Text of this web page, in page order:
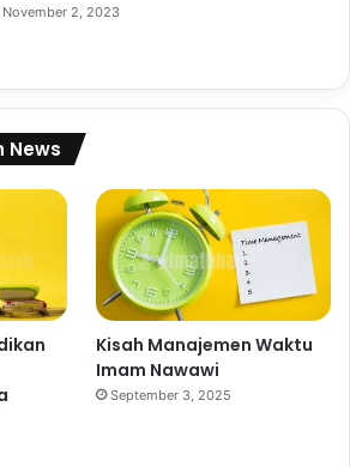
November 2, 2023
News
Kisah Manajemen Waktu
Imam Nawawi
September 3, 2025